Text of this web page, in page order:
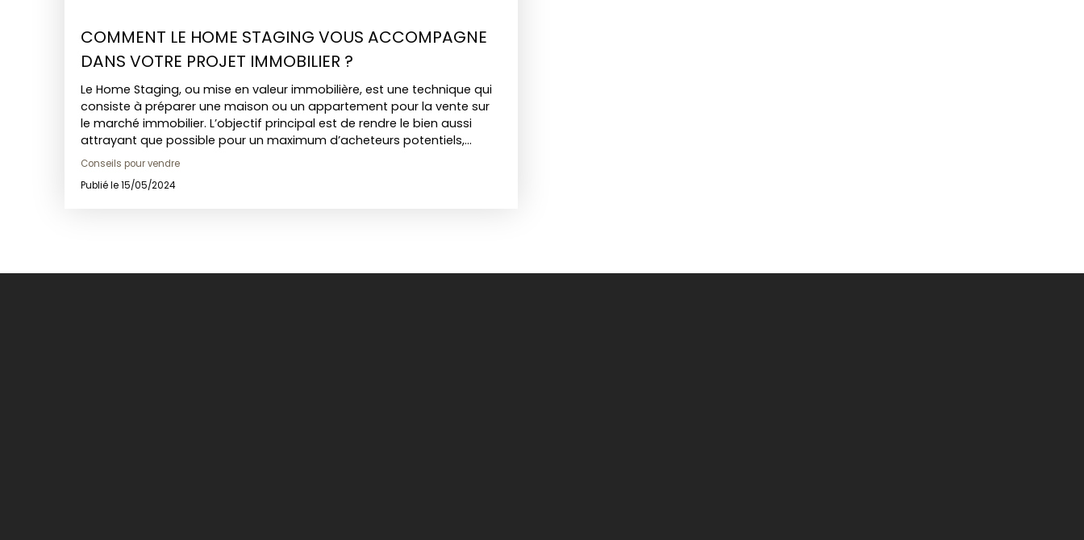
COMMENT LE HOME STAGING VOUS ACCOMPAGNE
DANS VOTRE PROJET IMMOBILIER ?
Le Home Staging, ou mise en valeur immobilière, est une technique qui
consiste à préparer une maison ou un appartement pour la vente sur
le marché immobilier. L’objectif principal est de rendre le bien aussi
attrayant que possible pour un maximum d’acheteurs potentiels,
permettant ainsi de vendre plus rapidement et souvent à un meilleur
Conseils pour vendre
Publié le 15/05/2024